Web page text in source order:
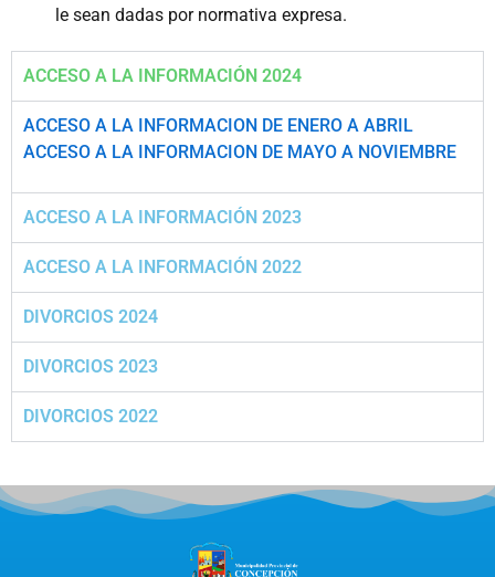
le sean dadas por normativa expresa.
ACCESO A LA INFORMACIÓN 2024
ACCESO A LA INFORMACION DE ENERO A ABRIL
ACCESO A LA INFORMACION DE MAYO A NOVIEMBRE
ACCESO A LA INFORMACIÓN 2023
ACCESO A LA INFORMACIÓN 2022
DIVORCIOS 2024
DIVORCIOS 2023
DIVORCIOS 2022